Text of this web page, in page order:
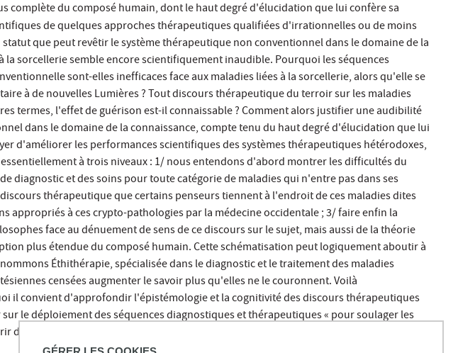
complète du composé humain, dont le haut degré d'élucidation que lui confère sa
de quelques approches thérapeutiques qualifiées d'irrationnelles ou de moins
que peut revêtir le système thérapeutique non conventionnel dans le domaine de la
la sorcellerie semble encore scientifiquement inaudible. Pourquoi les séquences
sont-elles inefficaces face aux maladies liées à la sorcellerie, alors qu'elle se
à de nouvelles Lumières ? Tout discours thérapeutique du terroir sur les maladies
termes, l'effet de guérison est-il connaissable ? Comment alors justifier une audibilité
dans le domaine de la connaissance, compte tenu du haut degré d'élucidation que lui
d'améliorer les performances scientifiques des systèmes thérapeutiques hétérodoxes,
à trois niveaux : 1/ nous entendons d'abord montrer les difficultés du
diagnostic et des soins pour toute catégorie de maladies qui n'entre pas dans ses
thérapeutique que certains penseurs tiennent à l'endroit de ces maladies dites
à ces crypto-pathologies par la médecine occidentale ; 3/ faire enfin la
face au dénuement de sens de ce discours sur le sujet, mais aussi de la théorie
plus étendue du composé humain. Cette schématisation peut logiquement aboutir à
Éthithérapie, spécialisée dans le diagnostic et le traitement des maladies
censées augmenter le savoir plus qu'elles ne le couronnent. Voilà
il convient d'approfondir l'épistémologie et la cognitivité des discours thérapeutiques
le déploiement des séquences diagnostiques et thérapeutiques « pour soulager les
de la sorcellerie et, pourquoi pas, soigner l'authentique sorcier » lui-même.